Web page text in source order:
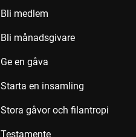
Bli medlem
Bli månadsgivare
Ge en gåva
Starta en insamling
Stora gåvor och filantropi
Testamente